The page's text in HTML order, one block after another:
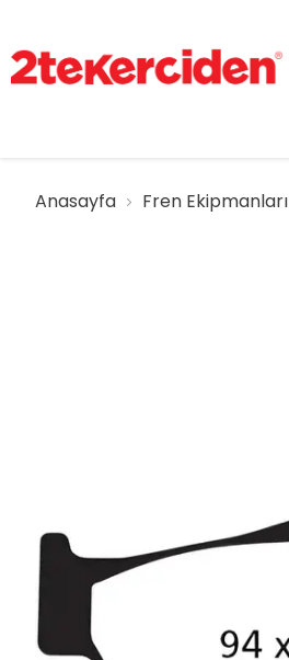
Anasayfa Fren Ekipmanları